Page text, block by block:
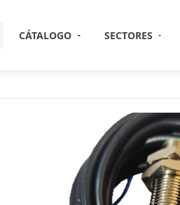
CÁTALOGO SECTORES